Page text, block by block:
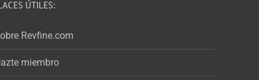
ÚTILES:
Revfine.com
miembro